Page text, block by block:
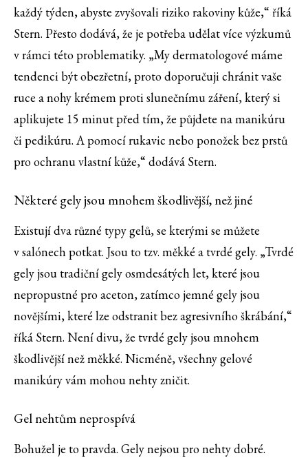
každý týden, abyste zvyšovali riziko rakoviny kůže,“ říká
Stern. Přesto dodává, že je potřeba udělat více výzkumů
v rámci této problematiky. „My dermatologové máme
tendenci být obezřetní, proto doporučuji chránit vaše
ruce a nohy krémem proti slunečnímu záření, který si
aplikujete 15 minut před tím, že půjdete na manikúru
či pedikúru. A pomocí rukavic nebo ponožek bez prstů
pro ochranu vlastní kůže,“ dodává Stern.
Některé gely jsou mnohem škodlivější, než jiné
Existují dva různé typy gelů, se kterými se můžete
v salónech potkat. Jsou to tzv. měkké a tvrdé gely. „Tvrdé
gely jsou tradiční gely osmdesátých let, které jsou
nepropustné pro aceton, zatímco jemné gely jsou
novějšími, které lze odstranit bez agresivního škrábání,“
říká Stern. Není divu, že tvrdé gely jsou mnohem
škodlivější než měkké. Nicméně, všechny gelové
manikúry vám mohou nehty zničit.
Gel nehtům neprospívá
Bohužel je to pravda. Gely nejsou pro nehty dobré.